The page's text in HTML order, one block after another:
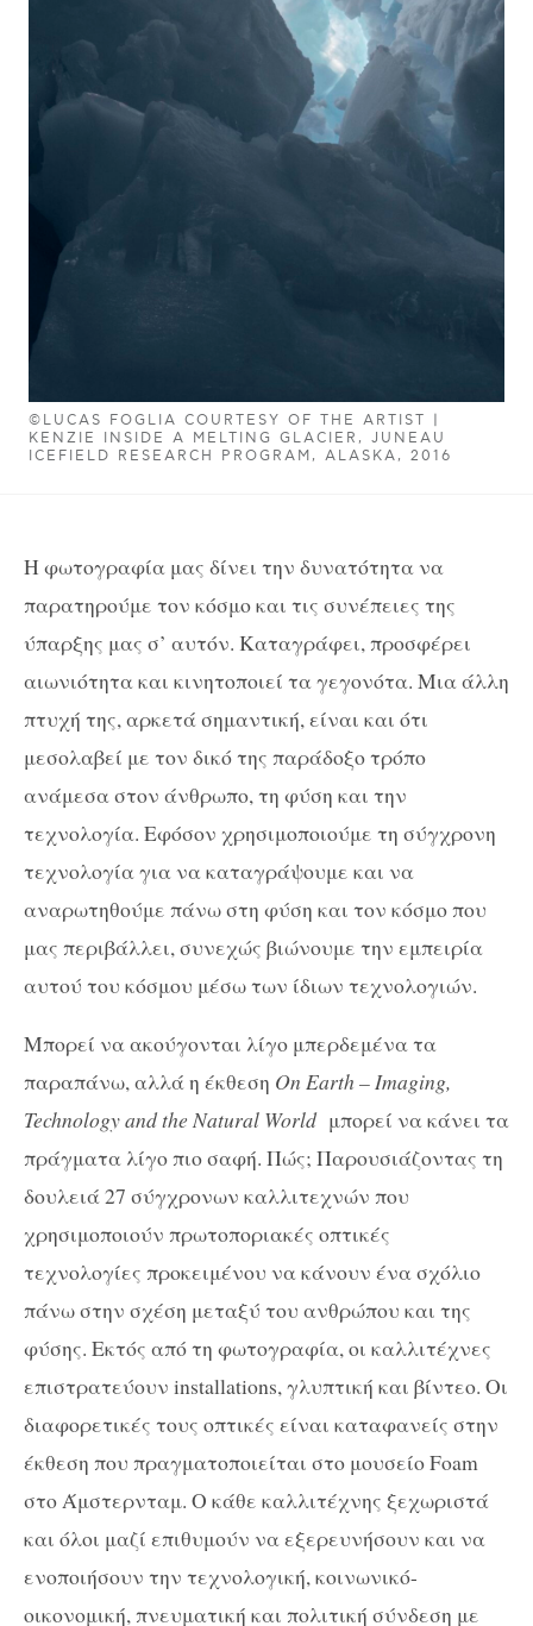
©LUCAS FOGLIA COURTESY OF THE ARTIST |
KENZIE INSIDE A MELTING GLACIER, JUNEAU
ICEFIELD RESEARCH PROGRAM, ALASKA, 2016
Η φωτογραφία μας δίνει την δυνατότητα να
παρατηρούμε τον κόσμο και τις συνέπειες της
ύπαρξης μας σ’ αυτόν. Καταγράφει, προσφέρει
αιωνιότητα και κινητοποιεί τα γεγονότα. Μια άλλη
πτυχή της, αρκετά σημαντική, είναι και ότι
μεσολαβεί με τον δικό της παράδοξο τρόπο
ανάμεσα στον άνθρωπο, τη φύση και την
τεχνολογία. Εφόσον χρησιμοποιούμε τη σύγχρονη
τεχνολογία για να καταγράψουμε και να
αναρωτηθούμε πάνω στη φύση και τον κόσμο που
μας περιβάλλει, συνεχώς βιώνουμε την εμπειρία
αυτού του κόσμου μέσω των ίδιων τεχνολογιών.
Μπορεί να ακούγονται λίγο μπερδεμένα τα
παραπάνω, αλλά η έκθεση On Earth – Imaging,
Technology and the Natural Worldμπορεί να κάνει τα
πράγματα λίγο πιο σαφή. Πώς; Παρουσιάζοντας τη
δουλειά 27 σύγχρονων καλλιτεχνών που
χρησιμοποιούν πρωτοποριακές οπτικές
τεχνολογίες προκειμένου να κάνουν ένα σχόλιο
πάνω στην σχέση μεταξύ του ανθρώπου και της
φύσης. Εκτός από τη φωτογραφία, οι καλλιτέχνες
επιστρατεύουν installations, γλυπτική και βίντεο. Οι
διαφορετικές τους οπτικές είναι καταφανείς στην
έκθεση που πραγματοποιείται στο μουσείο Foam
στο Άμστερνταμ. Ο κάθε καλλιτέχνης ξεχωριστά
και όλοι μαζί επιθυμούν να εξερευνήσουν και να
ενοποιήσουν την τεχνολογική, κοινωνικό-
οικονομική, πνευματική και πολιτική σύνδεση με